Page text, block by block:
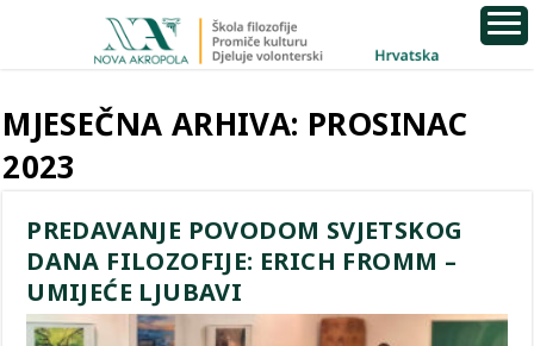
MJESEČNA ARHIVA: PROSINAC
2023
PREDAVANJE POVODOM SVJETSKOG
DANA FILOZOFIJE: ERICH FROMM –
UMIJEĆE LJUBAVI